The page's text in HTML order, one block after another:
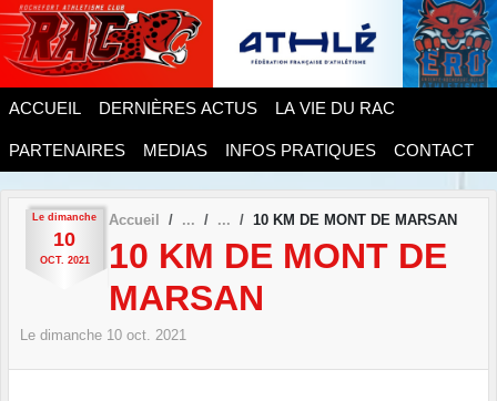
ACCUEIL DERNIÈRES ACTUS LA VIE DU RAC
PARTENAIRES MEDIAS INFOS PRATIQUES CONTACT
Le dimanche
10
OCT. 2021
Accueil 10 KM DE MONT DE MARSAN
10 KM DE MONT DE
MARSAN
Le dimanche 10 oct. 2021
Panneau de gestion des cookies